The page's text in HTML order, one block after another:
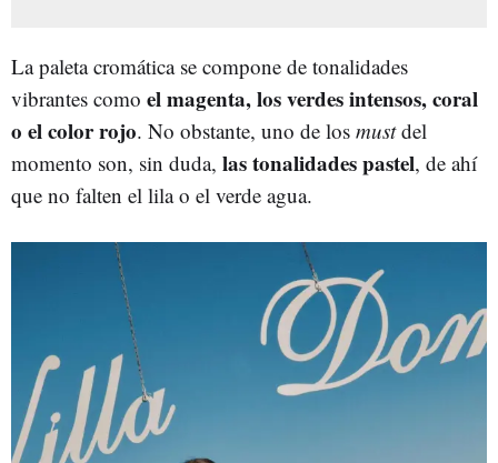
La paleta cromática se compone de tonalidades
vibrantes como el magenta, los verdes intensos, coral
o el color rojo. No obstante, uno de los mustdel
momento son, sin duda, las tonalidades pastel, de ahí
que no falten el lila o el verde agua.